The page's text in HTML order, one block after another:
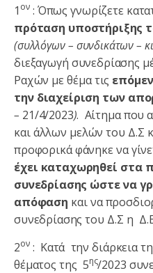
1 ον: Όπως γνωρίζετε
πρόταση υποστήριξης
(συλλόγων – συνδικάτων –
διεξαγωγή συνεδρίασης
Ραχών με θέμα τις
την διαχείριση των
– 21/4/2023). Αίτημα που
και άλλων μελών του Δ.Σ
προφορικά φάνηκε να
έχει καταχωρηθεί στα
συνεδρίασης ώστε να
απόφαση και να
συνεδρίασης του Δ.Σ η
2ον: Κατά την διάρκεια
θέματος της 5ης/2023